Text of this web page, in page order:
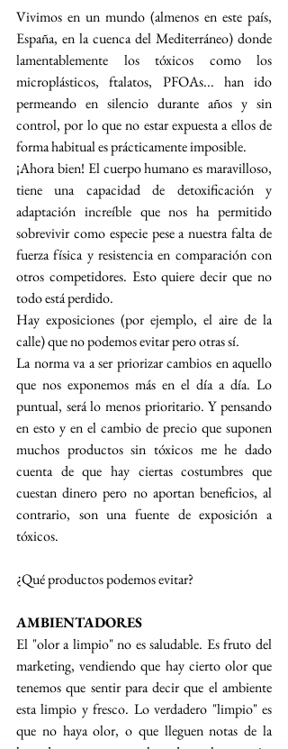
Vivimos en un mundo (almenos en este país,
España, en la cuenca del Mediterráneo) donde
lamentablemente los tóxicos como los
microplásticos, ftalatos, PFOAs... han ido
permeando en silencio durante años y sin
control, por lo que no estar expuesta a ellos de
forma habitual es prácticamente imposible.
¡Ahora bien! El cuerpo humano es maravilloso,
tiene una capacidad de detoxificación y
adaptación increíble que nos ha permitido
sobrevivir como especie pese a nuestra falta de
fuerza física y resistencia en comparación con
otros competidores. Esto quiere decir que no
todo está perdido.
Hay exposiciones (por ejemplo, el aire de la
calle) que no podemos evitar pero otras sí.
La norma va a ser priorizar cambios en aquello
que nos exponemos más en el día a día. Lo
puntual, será lo menos prioritario. Y pensando
en esto y en el cambio de precio que suponen
muchos productos sin tóxicos me he dado
cuenta de que hay ciertas costumbres que
cuestan dinero pero no aportan beneficios, al
contrario, son una fuente de exposición a
tóxicos.
¿Qué productos podemos evitar?
AMBIENTADORES
El "olor a limpio" no es saludable. Es fruto del
marketing, vendiendo que hay cierto olor que
tenemos que sentir para decir que el ambiente
esta limpio y fresco. Lo verdadero "limpio" es
que no haya olor, o que lleguen notas de la